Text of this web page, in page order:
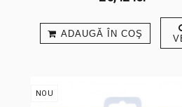
ADAUGĂ ÎN COŞ
NOU